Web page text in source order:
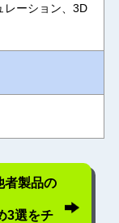
レーション、3D
者製品の
3選をチ